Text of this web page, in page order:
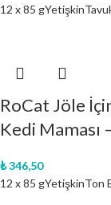
12 x 85 gYetişkin
RoCat Jöle
Kedi Maması
₺346,50
12 x 85 gYetişkinTon